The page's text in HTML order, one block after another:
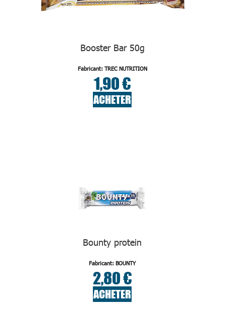
Booster Bar 50g
Fabricant: TREC NUTRITION
1,90 €
ACHETER
Bounty protein
Fabricant: BOUNTY
2,80 €
ACHETER